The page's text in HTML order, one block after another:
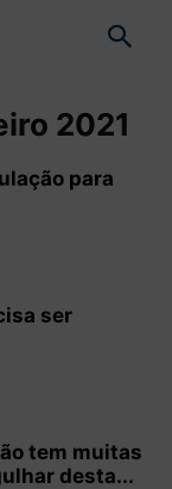
2021
para
ser
tem muitas
desta...